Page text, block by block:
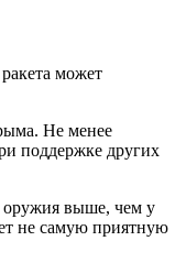
может
Не менее
поддержке других
оружия выше, чем у
не самую приятную